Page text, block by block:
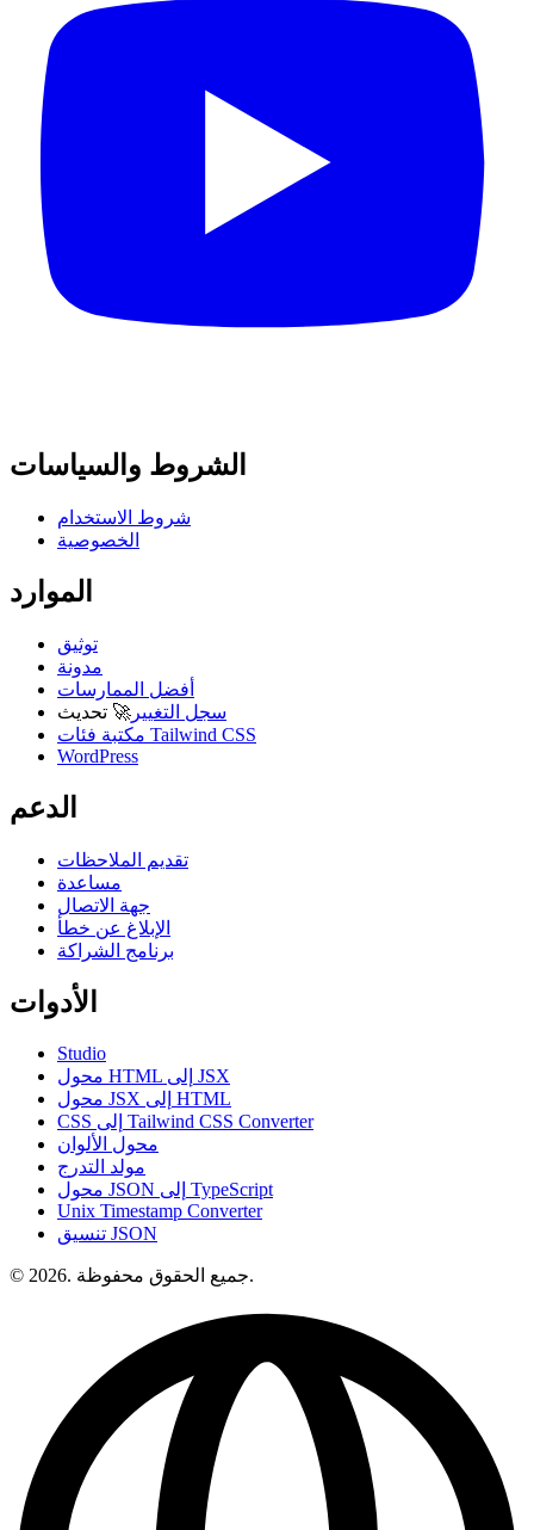
الشروط والسياسات
شروط الاستخدام
الخصوصية
الموارد
توثيق
مدونة
أفضل الممارسات
سجل التغيير 🚀 تحديث
مكتبة فئات Tailwind CSS
WordPress
الدعم
تقديم الملاحظات
مساعدة
جهة الاتصال
الإبلاغ عن خطأ
برنامج الشراكة
الأدوات
Studio
محول HTML إلى JSX
محول JSX إلى HTML
CSS إلى Tailwind CSS Converter
محول الألوان
مولد التدرج
محول JSON إلى TypeScript
Unix Timestamp Converter
تنسيق JSON
© 2026. جميع الحقوق محفوظة.